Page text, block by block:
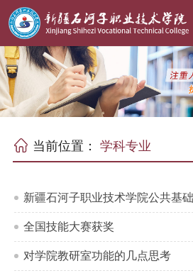
当前位置：学科专业
新疆石河子职业技术学院公共基础学院人才培养方
全国技能大赛获奖
对学院教研室功能的几点思考